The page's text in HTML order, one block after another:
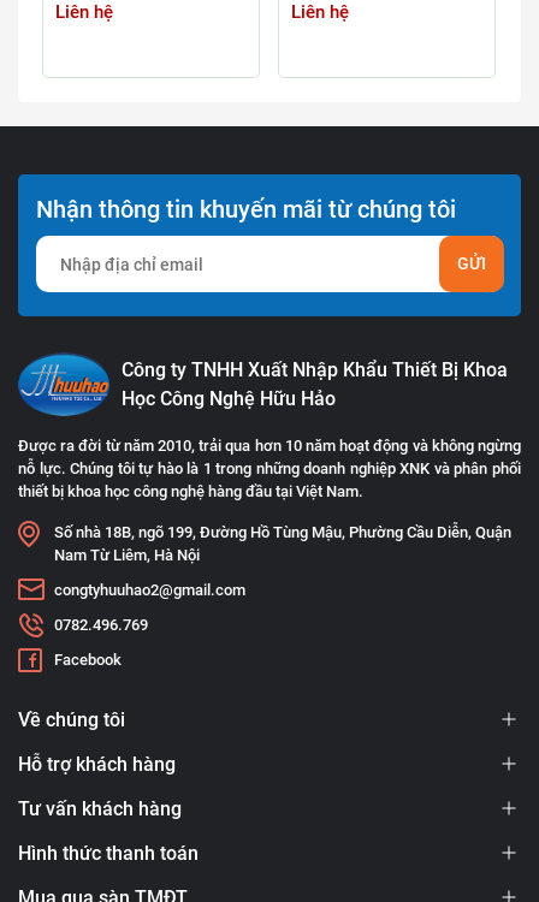
Liên hệ
CHÍNH XÁC HÀNG ĐẦU
Liên hệ
Nhận thông tin khuyến mãi từ chúng tôi
GỬI
Công ty TNHH Xuất Nhập Khẩu Thiết Bị Khoa
Học Công Nghệ Hữu Hảo
Được ra đời từ năm 2010, trải qua hơn 10 năm hoạt động và không ngừng
nỗ lực. Chúng tôi tự hào là 1 trong những doanh nghiệp XNK và phân phối
thiết bị khoa học công nghệ hàng đầu tại Việt Nam.
Số nhà 18B, ngõ 199, Đường Hồ Tùng Mậu, Phường Cầu Diễn, Quận
Nam Từ Liêm, Hà Nội
congtyhuuhao2@gmail.com
0782.496.769
Facebook
Về chúng tôi
Hỗ trợ khách hàng
Tư vấn khách hàng
Hình thức thanh toán